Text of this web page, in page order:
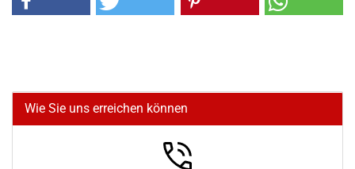
Wie Sie uns erreichen können